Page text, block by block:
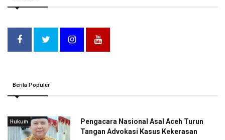
Berita Populer
Hukum
Pengacara Nasional Asal Aceh Turun
Tangan Advokasi Kasus Kekerasan